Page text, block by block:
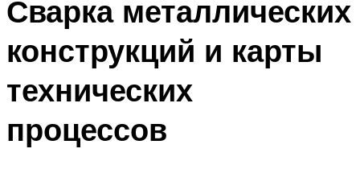
Сварка металлических
конструкций и карты
технических
процессов